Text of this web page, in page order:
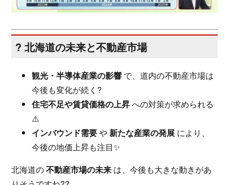
? 北海道の未来と不動産市場
観光・半導体産業の影響 で、道内の不動産市場は
今後も変化が続く?️
住宅不足や賃貸価格の上昇への対策が求められる
⚠️
インバウンド需要や新たな産業の発展 により、
今後の地価上昇も注目✨
北海道の不動産市場の未来 は、今後も大きな動きがあ